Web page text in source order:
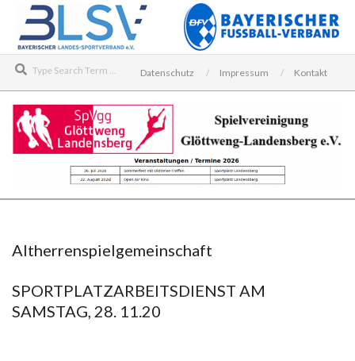
content
Datenschutz
Impressum Kontakt
SPIELVEREINIGUNG
LANDENSBERG
E.V.
Menu
Altherrenspielgemeinschaft
SPORTPLATZARBEITSDIENST AM
SAMSTAG, 28. 11.20